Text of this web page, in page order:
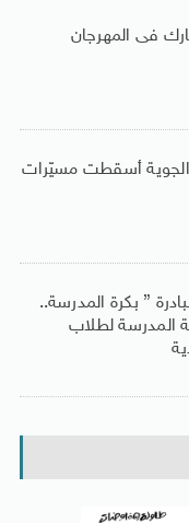
فى المهرجان
الجوية أسقطت مسيّرات
” بكرة المدرسة..
المدرسة لطلاب